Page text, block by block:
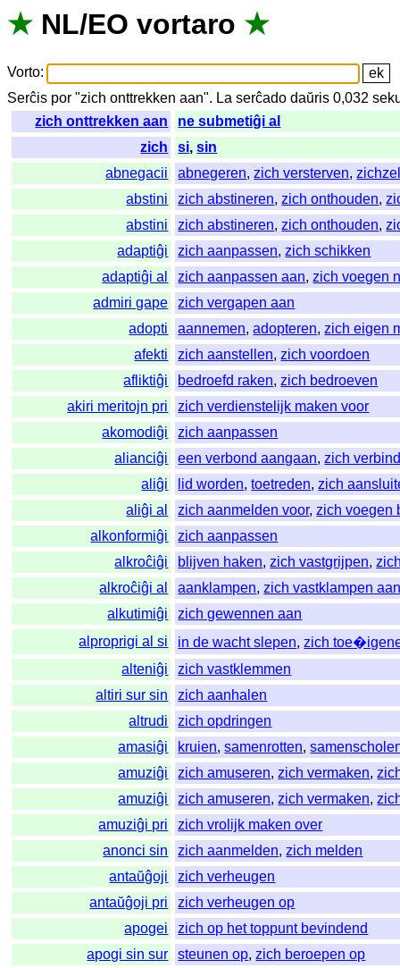
★ NL/EO vortaro ★
Vorto:
Serĉis por "zich onttrekken aan". La serĉado daŭris 0,032
zich onttrekken aan
ne submetiĝi al
zich
si,sin
abnegacii
abnegeren,zich versterven,
abstini
zich abstineren,zich onthouden,
abstini
zich abstineren,zich onthouden,
adaptiĝi
zich aanpassen,zich schikken
adaptiĝi al
zich aanpassen aan,zich voegen
admiri gape
zich vergapen aan
adopti
aannemen,adopteren,zich eigen
afekti
zich aanstellen,zich voordoen
afliktiĝi
bedroefd raken,zich bedroeven
akiri meritojn pri
zich verdienstelijk maken voor
akomodiĝi
zich aanpassen
alianciĝi
een verbond aangaan,zich
aliĝi
lid worden,toetreden,zich
aliĝi al
zich aanmelden voor,zich voegen
alkonformiĝi
zich aanpassen
alkroĉiĝi
blijven haken,zich vastgrijpen,
alkroĉiĝi al
aanklampen,zich vastklampen
alkutimiĝi
zich gewennen aan
alproprigi al si
in de wacht slepen,zich
alteniĝi
zich vastklemmen
altiri sur sin
zich aanhalen
altrudi
zich opdringen
amasiĝi
kruien,samenrotten,
amuziĝi
zich amuseren,zich vermaken,
amuziĝi
zich amuseren,zich vermaken,
amuziĝi pri
zich vrolijk maken over
anonci sin
zich aanmelden,zich melden
antaŭĝoji
zich verheugen
antaŭĝoji pri
zich verheugen op
apogei
zich op het toppunt bevindend
apogi sin sur
steunen op,zich beroepen op